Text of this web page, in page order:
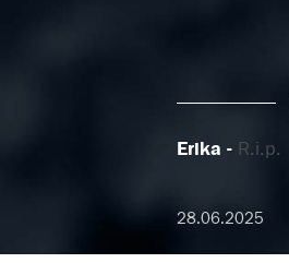
Erika R.i.p.
28.06.2025